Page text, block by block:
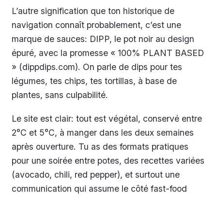
L’autre signification que ton historique de
navigation connaît probablement, c’est une
marque de sauces: DIPP, le pot noir au design
épuré, avec la promesse « 100% PLANT BASED
» (dippdips.com). On parle de dips pour tes
légumes, tes chips, tes tortillas, à base de
plantes, sans culpabilité.
Le site est clair: tout est végétal, conservé entre
2°C et 5°C, à manger dans les deux semaines
après ouverture. Tu as des formats pratiques
pour une soirée entre potes, des recettes variées
(avocado, chili, red pepper), et surtout une
communication qui assume le côté fast-food